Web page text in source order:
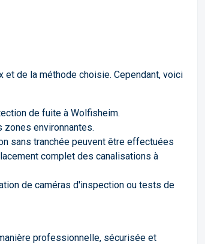
et de la méthode choisie. Cependant, voici
de fuite à Wolfisheim.
environnantes.
sans tranchée peuvent être effectuées
complet des canalisations à
de caméras d'inspection ou tests de
professionnelle, sécurisée et